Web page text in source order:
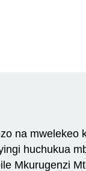
na mwelekeo
huchukua
Mkurugenzi